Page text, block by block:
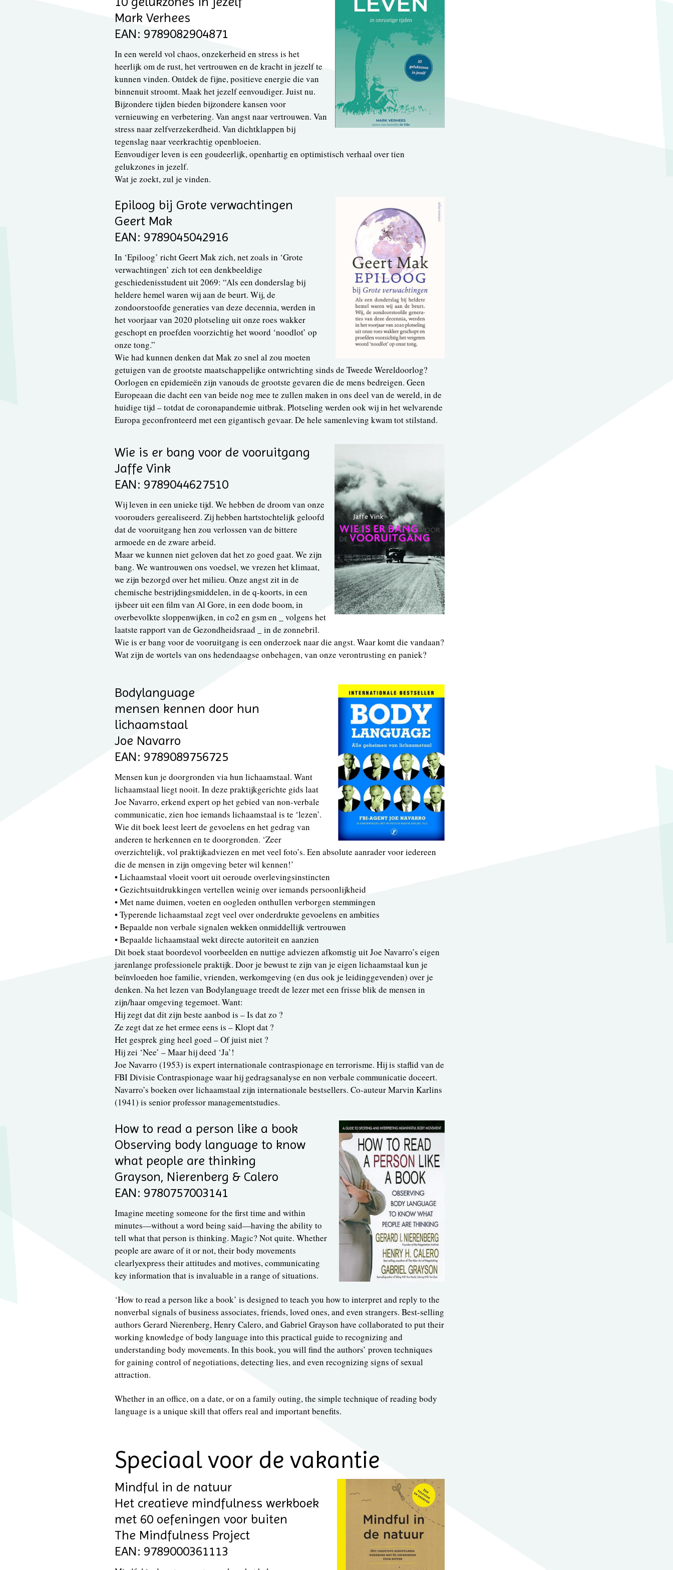
Mark Verhees
EAN: 9789082904871
In een wereld vol chaos, onzekerheid en stress is het
heerlijk om de rust, het vertrouwen en de kracht in jezelf te
kunnen vinden. Ontdek de fijne, positieve energie die van
binnenuit stroomt. Maak het jezelf eenvoudiger. Juist nu.
Bijzondere tijden bieden bijzondere kansen voor
vernieuwing en verbetering. Van angst naar vertrouwen. Van
stress naar zelfverzekerdheid. Van dichtklappen bij
tegenslag naar veerkrachtig openbloeien.
Eenvoudiger leven is een goudeerlijk, openhartig en optimistisch verhaal over tien
gelukzones in jezelf.
Wat je zoekt, zul je vinden.
Epiloog bij Grote verwachtingen
Geert Mak
EAN: 9789045042916
In ‘Epiloog’ richt Geert Mak zich, net zoals in ‘Grote
verwachtingen’ zich tot een denkbeeldige
geschiedenisstudent uit 2069: “Als een donderslag bij
heldere hemel waren wij aan de beurt. Wij, de
zondoorstoofde generaties van deze decennia, werden in
het voorjaar van 2020 plotseling uit onze roes wakker
geschopt en proefden voorzichtig het woord ‘noodlot’ op
onze tong.”
Wie had kunnen denken dat Mak zo snel al zou moeten
getuigen van de grootste maatschappelijke ontwrichting sinds de Tweede Wereldoorlog?
Oorlogen en epidemieën zijn vanouds de grootste gevaren die de mens bedreigen. Geen
Europeaan die dacht een van beide nog mee te zullen maken in ons deel van de wereld, in de
huidige tijd – totdat de coronapandemie uitbrak. Plotseling werden ook wij in het welvarende
Europa geconfronteerd met een gigantisch gevaar. De hele samenleving kwam tot stilstand.
Wie is er bang voor de vooruitgang
Jaffe Vink
EAN: 9789044627510
Wij leven in een unieke tijd. We hebben de droom van onze
voorouders gerealiseerd. Zij hebben hartstochtelijk geloofd
dat de vooruitgang hen zou verlossen van de bittere
armoede en de zware arbeid.
Maar we kunnen niet geloven dat het zo goed gaat. We zijn
bang. We wantrouwen ons voedsel, we vrezen het klimaat,
we zijn bezorgd over het milieu. Onze angst zit in de
chemische bestrijdingsmiddelen, in de q-koorts, in een
ijsbeer uit een film van Al Gore, in een dode boom, in
overbevolkte sloppenwijken, in co2 en gsm en _ volgens het
laatste rapport van de Gezondheidsraad _ in de zonnebril.
Wie is er bang voor de vooruitgang is een onderzoek naar die angst. Waar komt die vandaan?
Wat zijn de wortels van ons hedendaagse onbehagen, van onze verontrusting en paniek?
Bodylanguage
mensen kennen door hun
lichaamstaal
Joe Navarro
EAN: 9789089756725
Mensen kun je doorgronden via hun lichaamstaal. Want
lichaamstaal liegt nooit. In deze praktijkgerichte gids laat
Joe Navarro, erkend expert op het gebied van non-verbale
communicatie, zien hoe iemands lichaamstaal is te ‘lezen’.
Wie dit boek leest leert de gevoelens en het gedrag van
anderen te herkennen en te doorgronden. ‘Zeer
overzichtelijk, vol praktijkadviezen en met veel foto’s. Een absolute aanrader voor iedereen
die de mensen in zijn omgeving beter wil kennen!’
• Lichaamstaal vloeit voort uit oeroude overlevingsinstincten
• Gezichtsuitdrukkingen vertellen weinig over iemands persoonlijkheid
• Met name duimen, voeten en oogleden onthullen verborgen stemmingen
• Typerende lichaamstaal zegt veel over onderdrukte gevoelens en ambities
• Bepaalde non verbale signalen wekken onmiddellijk vertrouwen
• Bepaalde lichaamstaal wekt directe autoriteit en aanzien
Dit boek staat boordevol voorbeelden en nuttige adviezen afkomstig uit Joe Navarro’s eigen
jarenlange professionele praktijk. Door je bewust te zijn van je eigen lichaamstaal kun je
beïnvloeden hoe familie, vrienden, werkomgeving (en dus ook je leidinggevenden) over je
denken. Na het lezen van Bodylanguage treedt de lezer met een frisse blik de mensen in
zijn/haar omgeving tegemoet. Want:
Hij zegt dat dit zijn beste aanbod is – Is dat zo ?
Ze zegt dat ze het ermee eens is – Klopt dat ?
Het gesprek ging heel goed – Of juist niet ?
Hij zei ‘Nee’ – Maar hij deed ‘Ja’!
Joe Navarro (1953) is expert internationale contraspionage en terrorisme. Hij is staflid van de
FBI Divisie Contraspionage waar hij gedragsanalyse en non verbale communicatie doceert.
Navarro’s boeken over lichaamstaal zijn internationale bestsellers. Co-auteur Marvin Karlins
(1941) is senior professor managementstudies.
How to read a person like a book
Observing body language to know
what people are thinking
Grayson, Nierenberg & Calero
EAN: 9780757003141
Imagine meeting someone for the first time and within
minutes—without a word being said—having the ability to
tell what that person is thinking. Magic? Not quite. Whether
people are aware of it or not, their body movements
clearlyexpress their attitudes and motives, communicating
key information that is invaluable in a range of situations.
‘How to read a person like a book’ is designed to teach you how to interpret and reply to the
nonverbal signals of business associates, friends, loved ones, and even strangers. Best-selling
authors Gerard Nierenberg, Henry Calero, and Gabriel Grayson have collaborated to put their
working knowledge of body language into this practical guide to recognizing and
understanding body movements. In this book, you will find the authors’ proven techniques
for gaining control of negotiations, detecting lies, and even recognizing signs of sexual
attraction.
Whether in an office, on a date, or on a family outing, the simple technique of reading body
language is a unique skill that offers real and important benefits.
Speciaal voor de vakantie
Mindful in de natuur
Het creatieve mindfulness werkboek
met 60 oefeningen voor buiten
The Mindfulness Project
EAN: 9789000361113